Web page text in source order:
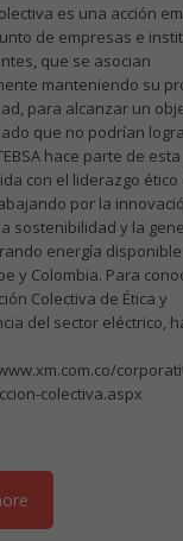
es una acción
de empresas e
que se asocian
manteniendo su
para alcanzar un
que no podrían
hace parte de
con el liderazgo
por la
sostenibilidad y la
energía
y Colombia. Para
Colectiva de Ética y
del sector eléctrico,
colectiva.aspx